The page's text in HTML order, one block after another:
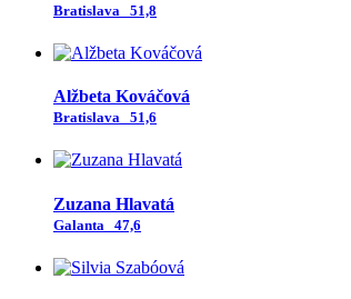
Bratislava 51,8
Alžbeta Kováčová
Bratislava 51,6
Zuzana Hlavatá
Galanta 47,6